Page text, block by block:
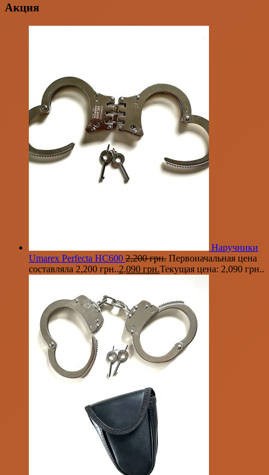
Акция
Наручники
Umarex Perfecta HC600 2,200грн. Первоначальная цена
составляла 2,200 грн..2,090 грн.Текущая цена: 2,090 грн..